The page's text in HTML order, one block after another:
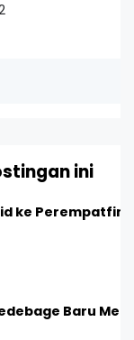
ini
ke
Baru